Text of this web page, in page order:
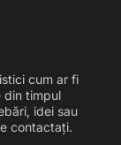
cum ar fi
din timpul
idei sau
contactați.